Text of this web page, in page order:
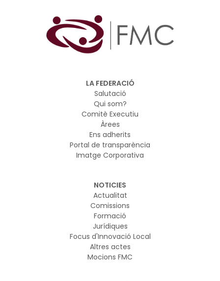
LA FEDERACIÓ
Salutació
Qui som?
Comitè Executiu
Àrees
Ens adherits
Portal de transparència
Imatge Corporativa
NOTICIES
Actualitat
Comissions
Formació
Jurídiques
Focus d'Innovació Local
Altres actes
Mocions FMC